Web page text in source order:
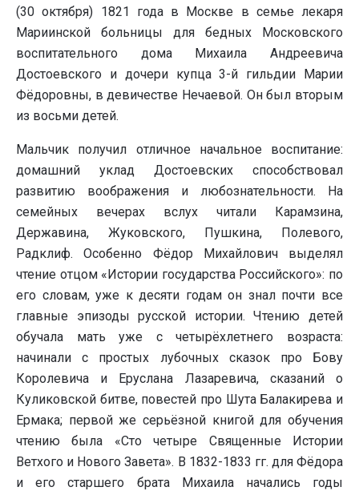
(30 октября) 1821 года в Москве в семье лекаря
Мариинской больницы для бедных Московского
воспитательного дома Михаила Андреевича
Достоевского и дочери купца 3-й гильдии Марии
Фёдоровны, в девичестве Нечаевой. Он был вторым
из восьми детей.
Мальчик получил отличное начальное воспитание:
домашний уклад Достоевских способствовал
развитию воображения и любознательности. На
семейных вечерах вслух читали Карамзина,
Державина, Жуковского, Пушкина, Полевого,
Радклиф. Особенно Фёдор Михайлович выделял
чтение отцом «Истории государства Российского»: по
его словам, уже к десяти годам он знал почти все
главные эпизоды русской истории. Чтению детей
обучала мать уже с четырёхлетнего возраста:
начинали с простых лубочных сказок про Бову
Королевича и Еруслана Лазаревича, сказаний о
Куликовской битве, повестей про Шута Балакирева и
Ермака; первой же серьёзной книгой для обучения
чтению была «Сто четыре Священные Истории
Ветхого и Нового Завета». В 1832-1833 гг. для Фёдора
и его старшего брата Михаила начались годы